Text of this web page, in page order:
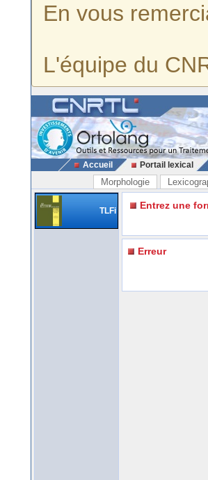
En vous
L'équipe du
Accueil Portail lexical
Morphologie
TLFi Entrez une
Erreur